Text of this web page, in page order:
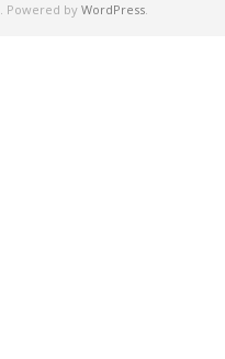
. Powered by WordPress.